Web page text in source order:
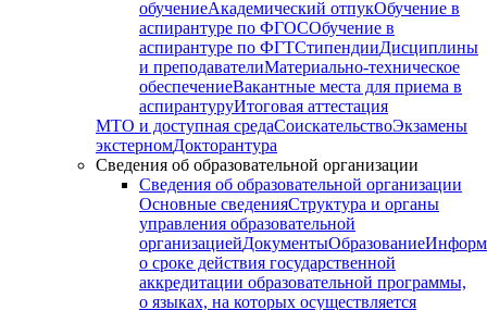
обучениеАкадемический отпукОбучение в
аспирантуре по ФГОСОбучение в
аспирантуре по ФГТСтипендииДисциплины
и преподавателиМатериально-техническое
обеспечениеВакантные места для приема в
аспирантуруИтоговая аттестация
МТО и доступная средаСоискательствоЭкзамены
экстерномДокторантура
Сведения об образовательной организации
Сведения об образовательной организации
Основные сведенияСтруктура и органы
управления образовательной
организациейДокументыОбразование
о сроке действия государственной
аккредитации образовательной программы,
о языках, на которых осуществляется